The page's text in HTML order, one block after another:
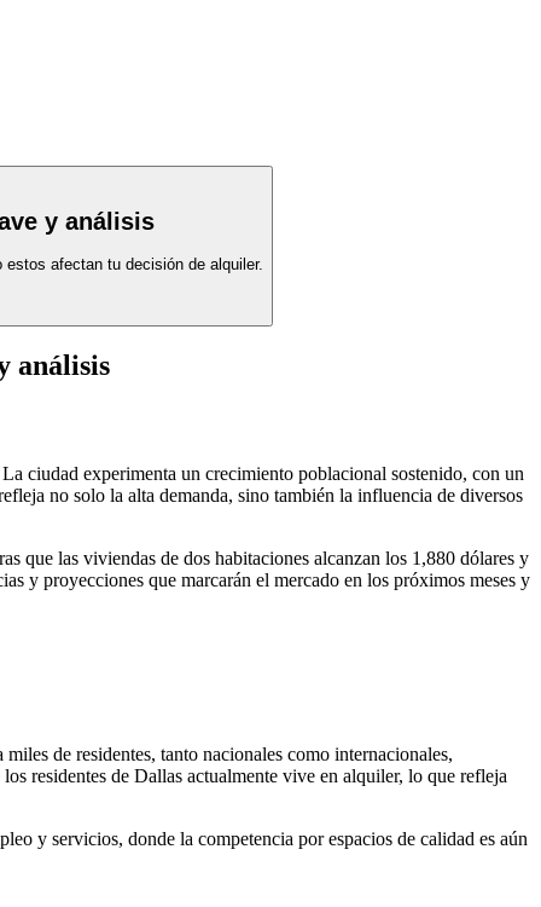
y análisis
afectan tu decisión de alquiler.
análisis
ciudad experimenta un crecimiento poblacional sostenido, con un
no solo la alta demanda, sino también la influencia de diversos
que las viviendas de dos habitaciones alcanzan los 1,880 dólares y
y proyecciones que marcarán el mercado en los próximos meses y
de residentes, tanto nacionales como internacionales,
residentes de Dallas actualmente vive en alquiler, lo que refleja
y servicios, donde la competencia por espacios de calidad es aún